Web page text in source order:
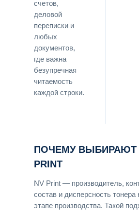
счетов,
деловой
переписки и
любых
документов,
где важна
безупречная
читаемость
каждой строки.
ПОЧЕМУ ВЫБИРАЮТ
PRINT
NV Print — производитель,
состав и дисперсность
этапе производства. Такой